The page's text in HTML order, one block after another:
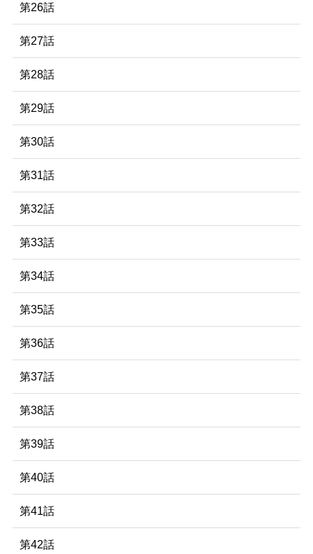
第26話
第27話
第28話
第29話
第30話
第31話
第32話
第33話
第34話
第35話
第36話
第37話
第38話
第39話
第40話
第41話
第42話